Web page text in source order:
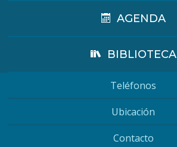
AGENDA
BIBLIOTECA
Teléfonos
Ubicación
Contacto